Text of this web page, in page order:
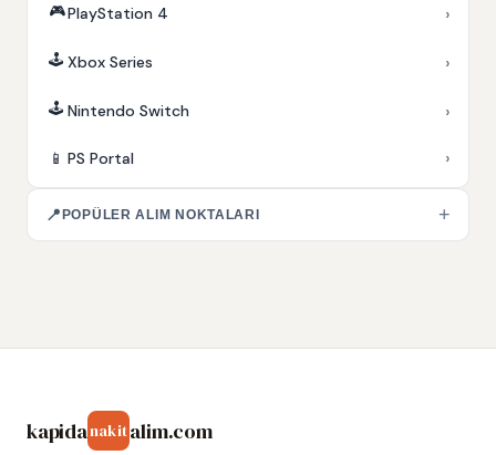
🎮PlayStation 4 ›
🕹️ Xbox Series ›
🕹️ Nintendo Switch ›
📱 PS Portal ›
📍 POPÜLER ALIM NOKTALARI +
kapidanakitalim.com